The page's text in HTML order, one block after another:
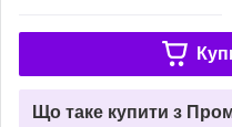
Що таке купити з